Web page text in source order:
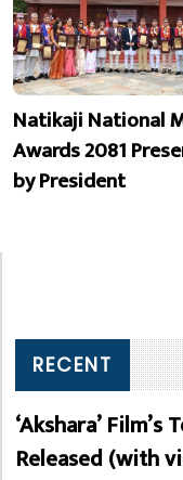
Natikaji National
Awards 2081
by President
RECENT
‘Akshara’ Film’s
Released (with